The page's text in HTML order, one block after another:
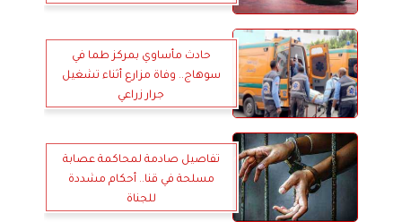
حادث مأساوي بمركز طما في
سوهاج.. وفاة مزارع أثناء تشغيل
جرار زراعي
تفاصيل صادمة لمحاكمة عصابة
مسلحة في قنا.. أحكام مشددة
للجناة